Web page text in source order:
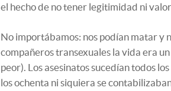
el hecho de no tener legitimidad ni
No importábamos: nos podían matar y
compañeros transexuales la vida era
peor). Los asesinatos sucedían todos
los ochenta ni siquiera se